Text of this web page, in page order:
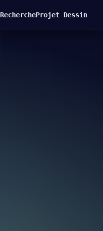
RechercheProjet Dessin